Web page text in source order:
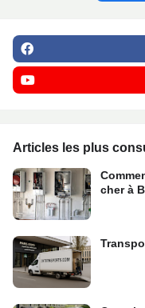
Articles les plus
cher à